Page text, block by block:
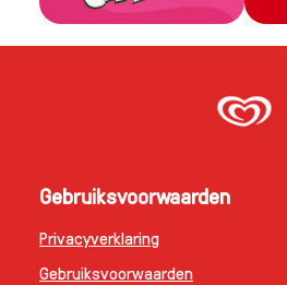
Gebruiksvoorwaarden
Privacyverklaring
Gebruiksvoorwaarden